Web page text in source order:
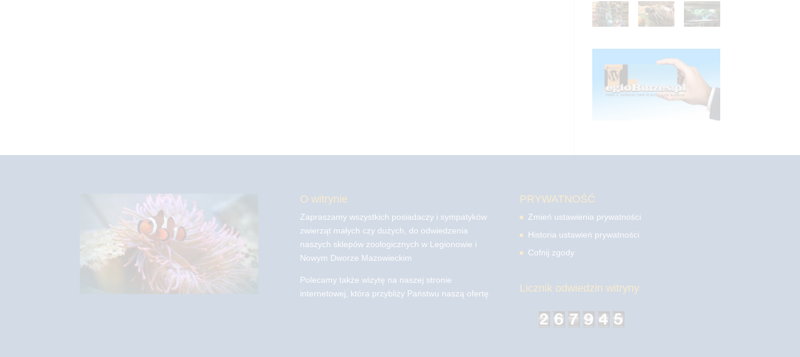
O witrynie
Zapraszamy wszystkich posiadaczy i sympatyków
zwierząt małych czy dużych, do odwiedzenia
naszych sklepów zoologicznych w Legionowie i
Nowym Dworze Mazowieckim
Polecamy także wizytę na naszej stronie
internetowej, która przybliży Państwu naszą ofertę.
PRYWATNOŚĆ
Zmień ustawienia prywatności
Historia ustawień prywatności
Cofnij zgody
Licznik odwiedzin witryny